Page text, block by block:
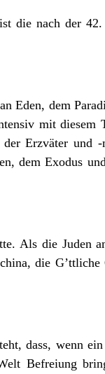
die nach der
Eden, dem
mit diesem
Erzväter und -
dem Exodus
Als die Juden
die G’ttliche
dass, wenn
Befreiung